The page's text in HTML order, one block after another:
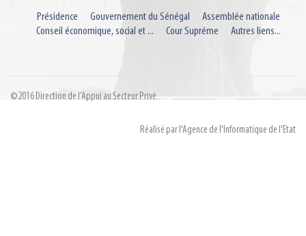
Présidence Gouvernement du Sénégal
Assemblée nationale
Conseil économique, social et ...
Cour Supréme Autres liens...
©2016 Direction de l’Appui au Secteur Privé
Réalisé par l'Agence de l'Informatique de l'Etat